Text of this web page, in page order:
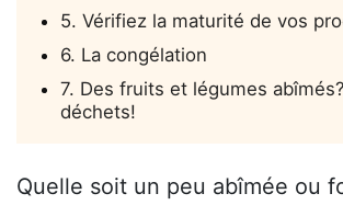
5. Vérifiez la maturité de vos
6. La congélation
7. Des fruits et légumes
déchets!
Quelle soit un peu abîmée ou